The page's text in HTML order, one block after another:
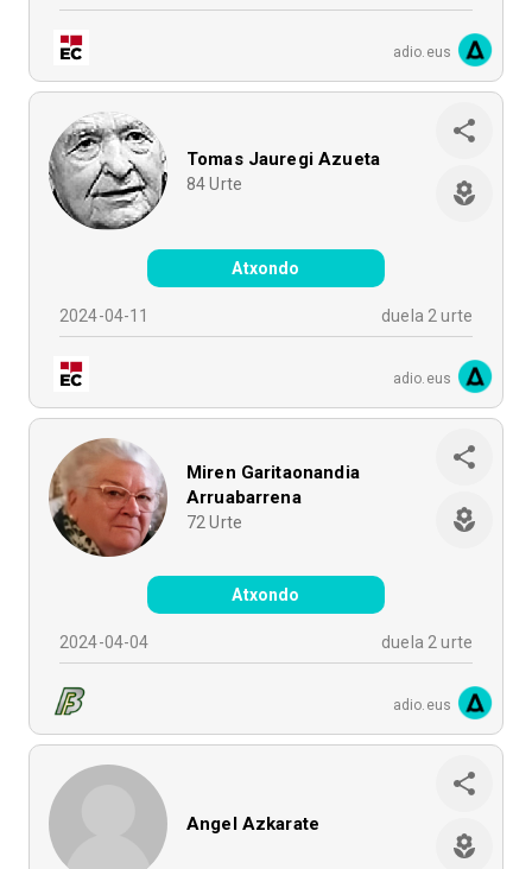
adio.eus
Tomas Jauregi Azueta
84 Urte
Atxondo
2024-04-11 duela 2 urte
adio.eus
Miren Garitaonandia
Arruabarrena
72 Urte
Atxondo
2024-04-04 duela 2 urte
adio.eus
Angel Azkarate